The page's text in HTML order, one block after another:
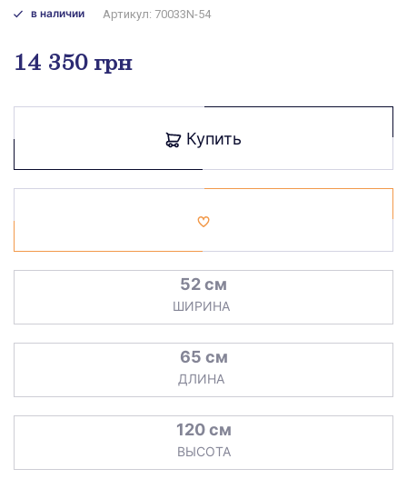
в наличии Артикул: 70033N-54
52 см
ШИРИНА
65 см
ДЛИНА
120 см
ВЫСОТА
14 350 грн
Купить